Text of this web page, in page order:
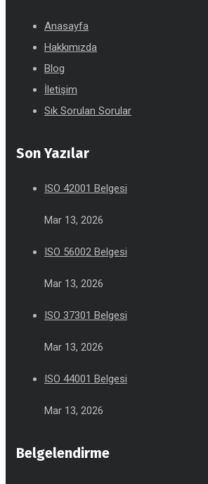
Anasayfa
Hakkımızda
Blog
İletişim
Sık Sorulan Sorular
Son Yazılar
ISO 42001 Belgesi
Mar 13, 2026
ISO 56002 Belgesi
Mar 13, 2026
ISO 37301 Belgesi
Mar 13, 2026
ISO 44001 Belgesi
Mar 13, 2026
Belgelendirme